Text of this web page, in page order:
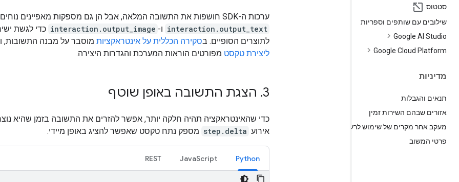
סטטוס
שילובים עם שותפים וספריות
Google AI Studio
Google Cloud Platform
מדיניות
תנאים והגבלות
אזורים שבהם השירות זמין
מעקב אחר מקרים של שימוש לרעה
פרטי המשוב
ערכות ה-SDK חושפות את התשובה המלאה, אבל הן גם מספקות מאפיינים נוחים כמו
interaction.output_text ו- interaction.output_image כדי לגשת
לתוצרים הסופיים. בסקירה הכללית על אינטראקציות מוסבר על מבנה התשובות,
ליצירת טקסט מפורטים הוראות המערכת והגדרות היצירה.
3
. הצגת התשובה באופן שוטף
כדי שהאינטראקציה תהיה חלקה יותר, אפשר להזרים את התשובה בזמן שהיא
אירוע step.delta מספק נתח טקסט שאפשר להציג באופן מיידי.
Python
JavaScript
REST